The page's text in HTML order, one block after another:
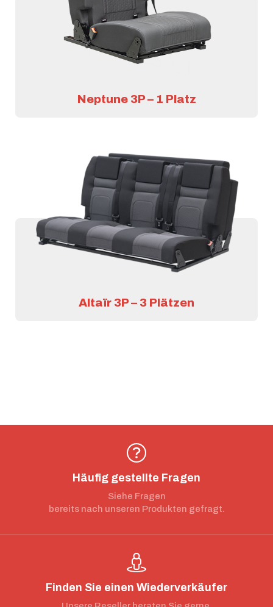
Neptune 3P – 1 Platz
Altaïr 3P – 3 Plätzen
Häufig gestellte Fragen
Siehe Fragen
bereits nach unseren Produkten gefragt.
Finden Sie einen Wiederverkäufer